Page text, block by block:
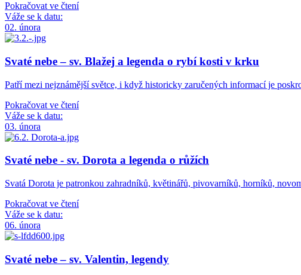
Pokračovat ve čtení
Váže se k datu:
02. února
Svaté nebe – sv. Blažej a legenda o rybí kosti v krku
Patří mezi nejznámější světce, i když historicky zaručených informací je
Pokračovat ve čtení
Váže se k datu:
03. února
Svaté nebe - sv. Dorota a legenda o růžích
Svatá Dorota je patronkou zahradníků, květinářů, pivovarníků, horníků,
Pokračovat ve čtení
Váže se k datu:
06. února
Svaté nebe – sv. Valentin, legendy